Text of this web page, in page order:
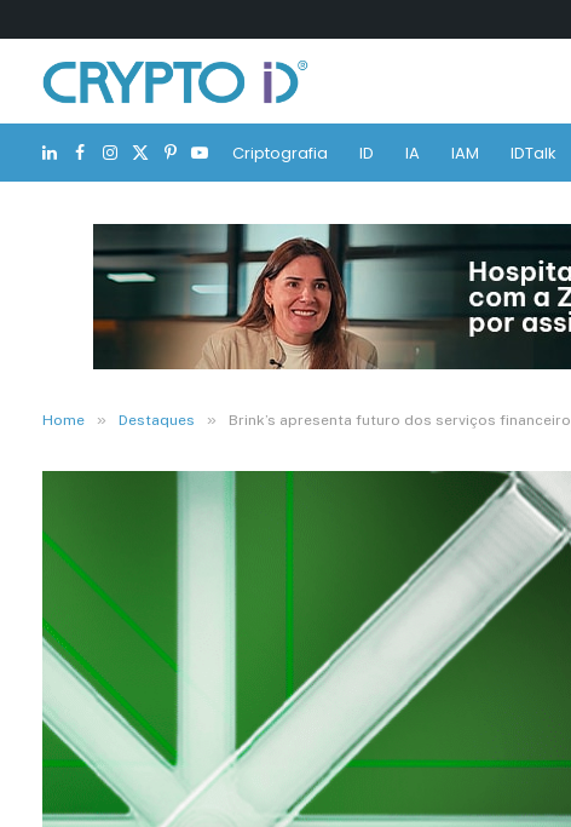
LinkedIn
Facebook
Instagram
X
(Twitter)
Pinterest
YouTubeCriptografia ID IA IAM IDTalk
Home » Destaques » Brink’s apresenta futuro dos serviços